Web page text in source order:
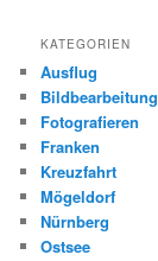
KATEGORIEN
Ausflug
Bildbearbeitung
Fotografieren
Franken
Kreuzfahrt
Mögeldorf
Nürnberg
Ostsee